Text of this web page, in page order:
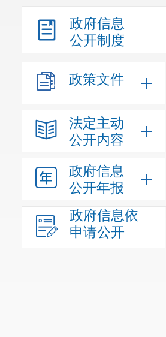
政府信息
公开制度
政策文件
法定主动
公开内容
政府信息
公开年报
政府信息依
申请公开